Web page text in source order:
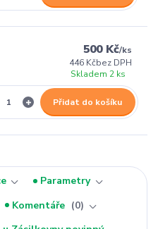
500 Kč/ks
446 Kčbez DPH
Skladem 2 ks
Přidat do košíku
Parametry
Komentáře
0